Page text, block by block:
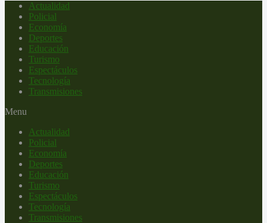
Actualidad
Policial
Economía
Deportes
Educación
Turismo
Espectáculos
Tecnología
Transmisiones
Menu
Actualidad
Policial
Economía
Deportes
Educación
Turismo
Espectáculos
Tecnología
Transmisiones